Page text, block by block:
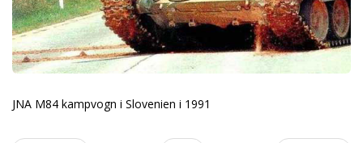
JNA M84 kampvogn i Slovenien i 1991